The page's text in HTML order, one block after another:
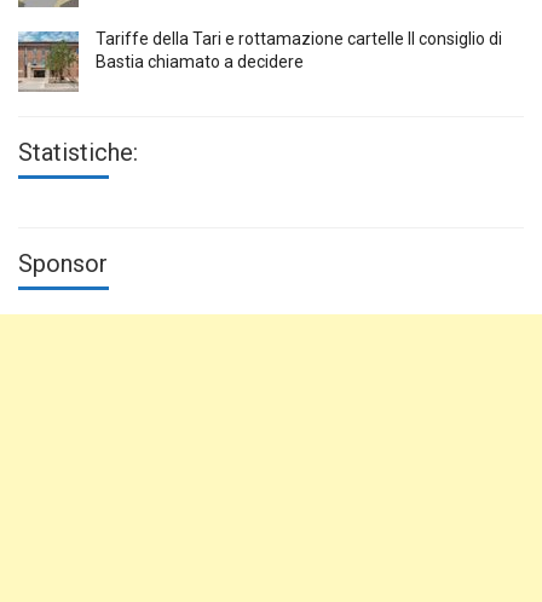
Tariffe della Tari e rottamazione cartelle Il consiglio di
Bastia chiamato a decidere
Statistiche:
Sponsor